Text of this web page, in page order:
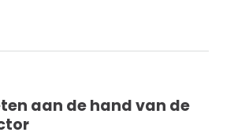
aan de hand van de